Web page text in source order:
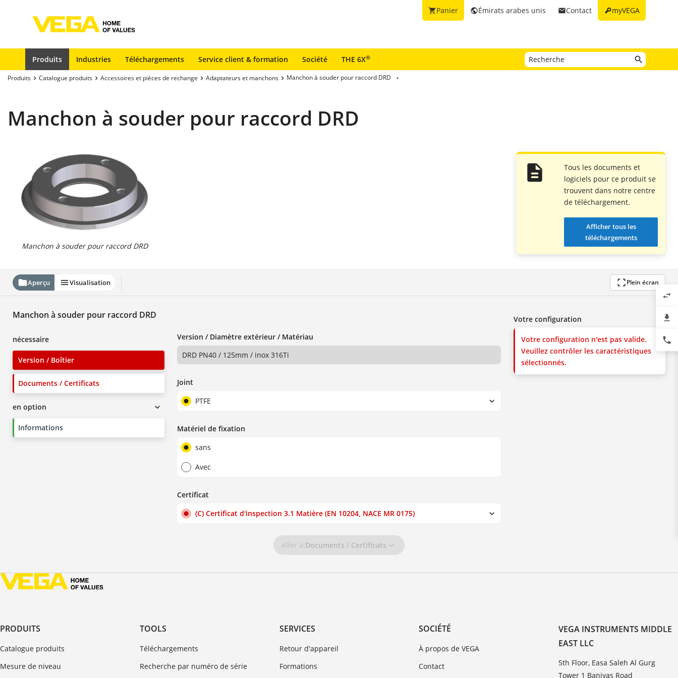
keymyVEGA
emailContact
publicÉmirats arabes unis
shopping_cartPanier
Produits Industries Téléchargements Service client & formation Société THE 6X®
Produits Catalogue produits Accessoires et pièces de rechange Adaptateurs et manchons Manchon à souder pour raccord DRD
Manchon à souder pour raccord DRD
Manchon à souder pour raccord DRD
Tous les documents et
logiciels pour ce produit se
trouvent dans notre centre
de téléchargement.
Afficher tous les
téléchargements
Aperçu Visualisation Plein écran
Manchon à souder pour raccord DRD
nécessaire
Version / Boîtier
Documents / Certificats
en option
Informations
Version / Diamètre extérieur / Matériau
DRD PN40 / 125mm / inox 316Ti
Joint
PTFE
Matériel de fixation
sans
Avec
Certificat
(C) Certificat d'inspection 3.1 Matière (EN 10204, NACE MR 0175)
Aller à:Documents / Certificats
Votre configuration
Votre configuration n'est pas valide.
Veuillez contrôler les caractéristiques
sélectionnés.
PRODUITS
Catalogue produits
Mesure de niveau
TOOLS
Téléchargements
Recherche par numéro de série
SERVICES
Retour d'appareil
Formations
SOCIÉTÉ
À propos de VEGA
Contact
VEGA INSTRUMENTS MIDDLE
EAST LLC
5th Floor, Easa Saleh Al Gurg
Tower 1 Baniyas Road
swap_horiz
file_download
phone